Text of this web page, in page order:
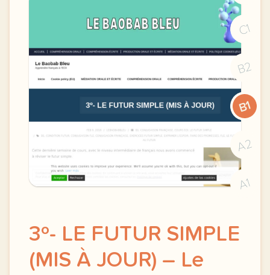
C1
B2
B1
A2
A1
3º- LE FUTUR SIMPLE
(MIS À JOUR) – Le